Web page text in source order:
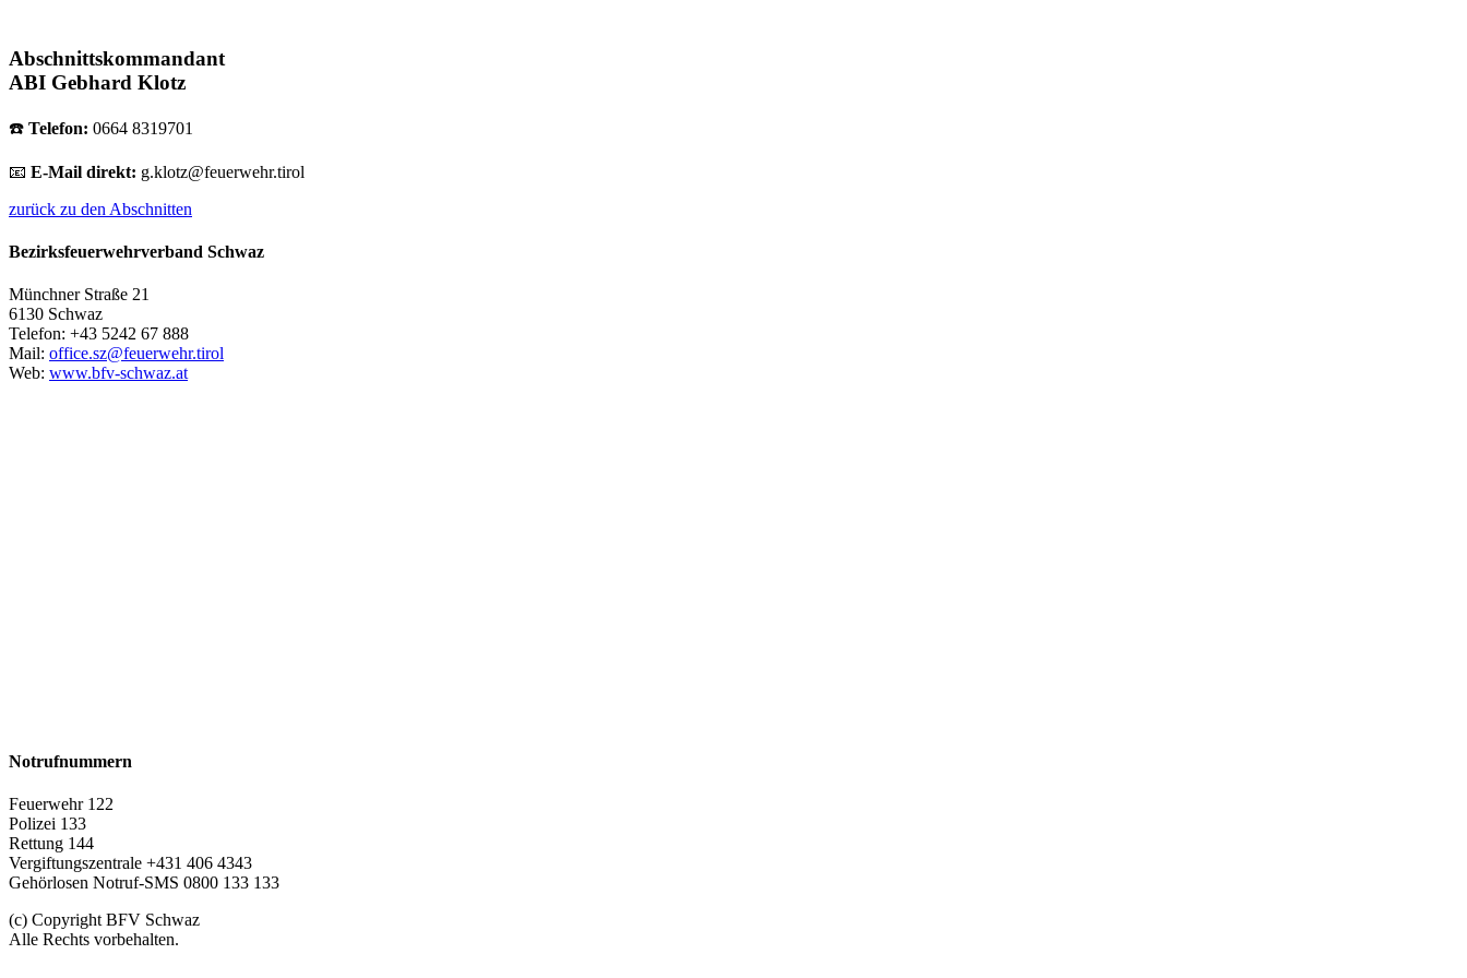
Abschnittskommandant
ABI Gebhard Klotz
☎️ Telefon: 0664 8319701
📧 E-Mail direkt: g.klotz@feuerwehr.tirol
zurück zu den Abschnitten
Bezirksfeuerwehrverband Schwaz
Münchner Straße 21
6130 Schwaz
Telefon: +43 5242 67 888
Mail: office.sz@feuerwehr.tirol
Web: www.bfv-schwaz.at
Notrufnummern
Feuerwehr 122
Polizei 133
Rettung 144
Vergiftungszentrale +431 406 4343
Gehörlosen Notruf-SMS 0800 133 133
(c) Copyright BFV Schwaz
Alle Rechts vorbehalten.